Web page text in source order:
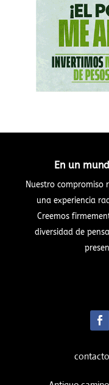
En un
Nuestro compromiso
una experiencia
Creemos
diversidad de